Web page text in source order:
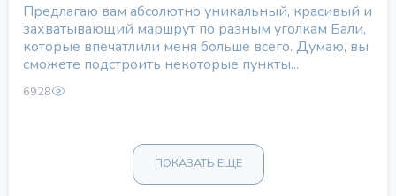
Предлагаю вам абсолютно уникальный, красивый и
захватывающий маршрут по разным уголкам Бали,
которые впечатлили меня больше всего. Думаю, вы
сможете подстроить некоторые пункты...
6928
ПОКАЗАТЬ ЕЩЕ